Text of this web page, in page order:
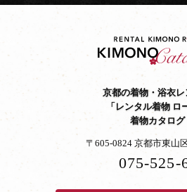
京都の着物・浴衣レ
「レンタル着物 ロ
着物カタログ
〒605-0824 京都市東山
075-525-